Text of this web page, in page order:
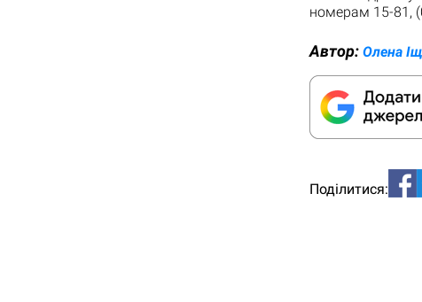
номерам 15-81,
Автор: Олена
Поділитися: